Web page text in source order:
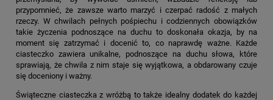
przypomnieć, że zawsze warto marzyć i czerpać radość z małych
rzeczy. W chwilach pełnych pośpiechu i codziennych obowiązków
takie życzenia podnoszące na duchu to doskonała okazja, by na
moment się zatrzymać i docenić to, co naprawdę ważne. Każde
ciasteczko zawiera unikalne, podnoszące na duchu słowa, które
sprawiają, że chwila z nim staje się wyjątkowa, a obdarowany czuje
się doceniony i ważny.
Świąteczne ciasteczka z wróżbą to także idealny dodatek do każdej